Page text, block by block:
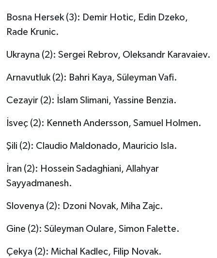
Bosna Hersek (3): Demir Hotic, Edin Dzeko,
Rade Krunic.
Ukrayna (2): Sergei Rebrov, Oleksandr Karavaiev.
Arnavutluk (2): Bahri Kaya, Süleyman Vafi.
Cezayir (2): İslam Slimani, Yassine Benzia.
İsveç (2): Kenneth Andersson, Samuel Holmen.
Şili (2): Claudio Maldonado, Mauricio Isla.
İran (2): Hossein Sadaghiani, Allahyar
Sayyadmanesh.
Slovenya (2): Dzoni Novak, Miha Zajc.
Gine (2): Süleyman Oulare, Simon Falette.
Çekya (2): Michal Kadlec, Filip Novak.